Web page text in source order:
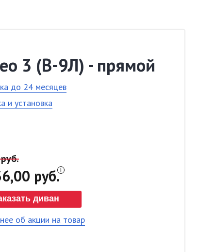
3 (В-9Л) - прямой
до 24 месяцев
и установка
руб.
диван
об акции на товар